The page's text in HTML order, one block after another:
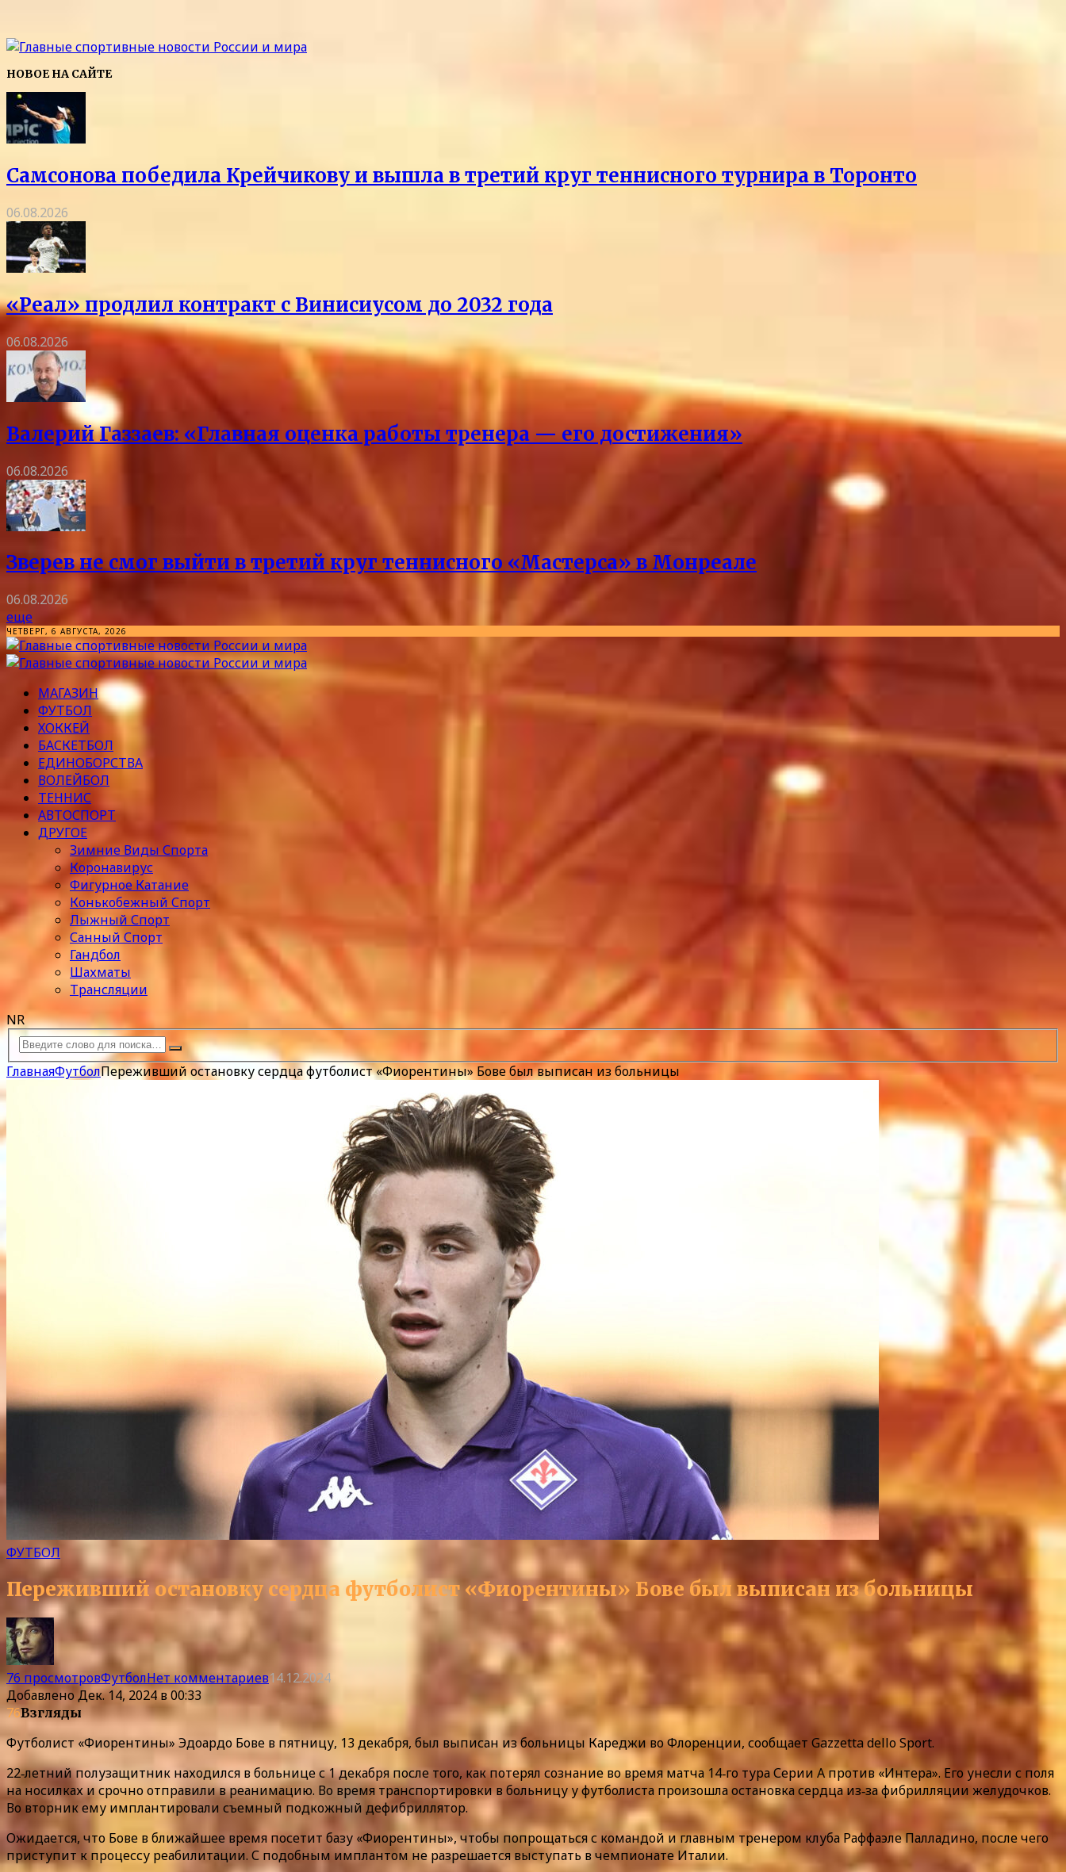
НОВОЕ НА САЙТЕ
Самсонова победила Крейчикову и вышла в третий круг теннисного турнира в Торонто
06.08.2026
«Реал» продлил контракт с Винисиусом до 2032 года
06.08.2026
Валерий Газзаев: «Главная оценка работы тренера — его достижения»
06.08.2026
Зверев не смог выйти в третий круг теннисного «Мастерса» в Монреале
06.08.2026
еще
ЧЕТВЕРГ, 6 АВГУСТА, 2026
МАГАЗИН
ФУТБОЛ
ХОККЕЙ
БАСКЕТБОЛ
ЕДИНОБОРСТВА
ВОЛЕЙБОЛ
ТЕННИС
АВТОСПОРТ
ДРУГОЕ
Зимние Виды Спорта
Коронавирус
Фигурное Катание
Конькобежный Спорт
Лыжный Спорт
Санный Спорт
Гандбол
Шахматы
Трансляции
NR
ГлавнаяФутболПереживший остановку сердца футболист «Фиорентины» Бове был выписан из больницы
ФУТБОЛ
Переживший остановку сердца футболист «Фиорентины» Бове был выписан из больницы
76 просмотровФутболНет комментариев14.12.2024
ДобавленоДек. 14, 2024 в 00:33
76Взгляды
Футболист «Фиорентины» Эдоардо Бове в пятницу, 13 декабря, был выписан из больницы Кареджи во Флоренции, сообщает Gazzetta dello Sport.
22‑летний полузащитник находился в больнице с 1 декабря после того, как потерял сознание во время матча 14‑го тура Серии А против «Интера». Его унесли с поля
на носилках и срочно отправили в реанимацию. Во время транспортировки в больницу у футболиста произошла остановка сердца из‑за фибрилляции желудочков.
Во вторник ему имплантировали съемный подкожный дефибриллятор.
Ожидается, что Бове в ближайшее время посетит базу «Фиорентины», чтобы попрощаться с командой и главным тренером клуба Раффаэле Палладино, после чего
приступит к процессу реабилитации. С подобным имплантом не разрешается выступать в чемпионате Италии.